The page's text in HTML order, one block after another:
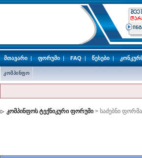
მთავარი| ფორუმი| FAQ| წესები|
კომპინფო
კომპინფოს ტექნიკური ფორუმი > საძებნი ფორმა